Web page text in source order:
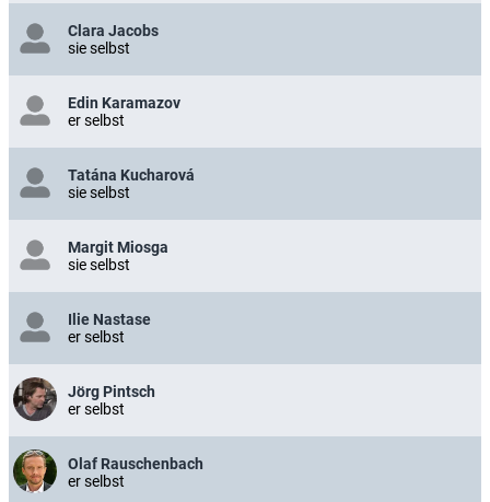
Clara Jacobs
sie selbst
Edin Karamazov
er selbst
Tatána Kucharová
sie selbst
Margit Miosga
sie selbst
Ilie Nastase
er selbst
Jörg Pintsch
er selbst
Olaf Rauschenbach
er selbst